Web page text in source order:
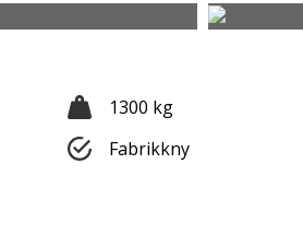
1300 kg
Fabrikkny